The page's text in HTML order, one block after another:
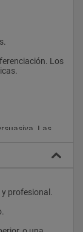
con
protocolo,
psicólogos
su ámbito
de
Los
Las
escrita.
conocimiento,
últimas
y profesional.